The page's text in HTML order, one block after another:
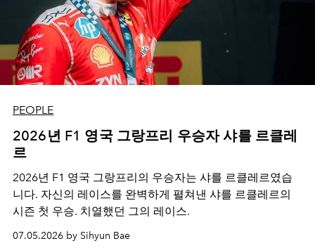
PEOPLE
2026년 F1 영국 그랑프리 우승자 샤를 르클레
르
2026년 F1 영국 그랑프리의 우승자는 샤를 르클레르였습
니다. 자신의 레이스를 완벽하게 펼쳐낸 샤를 르클레르의
시즌 첫 우승. 치열했던 그의 레이스.
07.05.2026 by Sihyun Bae